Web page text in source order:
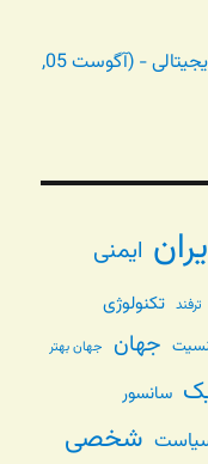
سایت – BlackHat: دفاع شخصی دیجیتالی - (آگوست 05,
ایمنی
ترفند تکنولوژی
جهان جهان بهتر
سانسور
شخصی